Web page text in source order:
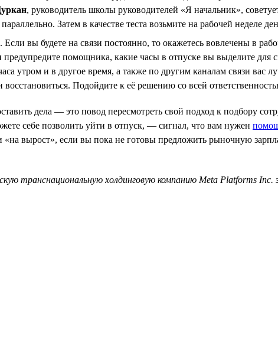
, руководитель школы руководителей «Я начальник»,
Затем в качестве теста возьмите на рабочей неделе
Если вы будете на связи постоянно, то окажетесь вовлечены в
предупредите помощника, какие часы в отпуске вы выделите
утром и в другое время, а также по другим каналам связи вас
Подойдите к её решению со всей
дела — это повод пересмотреть свой подход к подбору
себе позволить уйти в отпуск, — сигнал, что вам нужен
вырост», если вы пока не готовы предложить рыночную
транснациональную холдинговую компанию Meta Platforms